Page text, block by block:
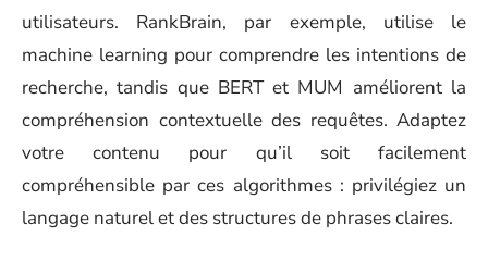
utilisateurs. RankBrain, par exemple, utilise le
machine learning pour comprendre les intentions de
recherche, tandis que BERT et MUM améliorent la
compréhension contextuelle des requêtes. Adaptez
votre contenu pour qu’il soit facilement
compréhensible par ces algorithmes : privilégiez un
langage naturel et des structures de phrases claires.